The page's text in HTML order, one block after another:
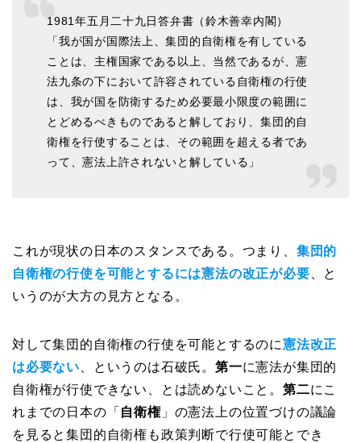
1981年五月二十九日答弁書（鈴木善幸内閣）
「我が国が国際法上、集団的自衛権を有している
ことは、主権国家である以上、当然であるが、憲
法九条の下において許容されている自衛権の行使
は、我が国を防衛するため必要最小限度の範囲に
とどめるべきものであると解しており、集団的自
衛権を行使することは、その範囲を超える者であ
って、憲法上許されないと解している」
これが現状の日本のスタンスである。つまり、 集団的
自衛権の行使を可能とするには憲法の改正が必要 、と
いうのが大方の見方となる。
対して集団的自衛権の行使を可能とするのに憲法改正
は必要ない 、というのは石破氏。 第一に憲法が集団的
自衛権が行使できない、とは読めないこと。 第二にこ
れまでの日本の「 自衛権」の憲法上の位置づけの議論
を見ると集団的自衛権も政策判断で行使可能とでき